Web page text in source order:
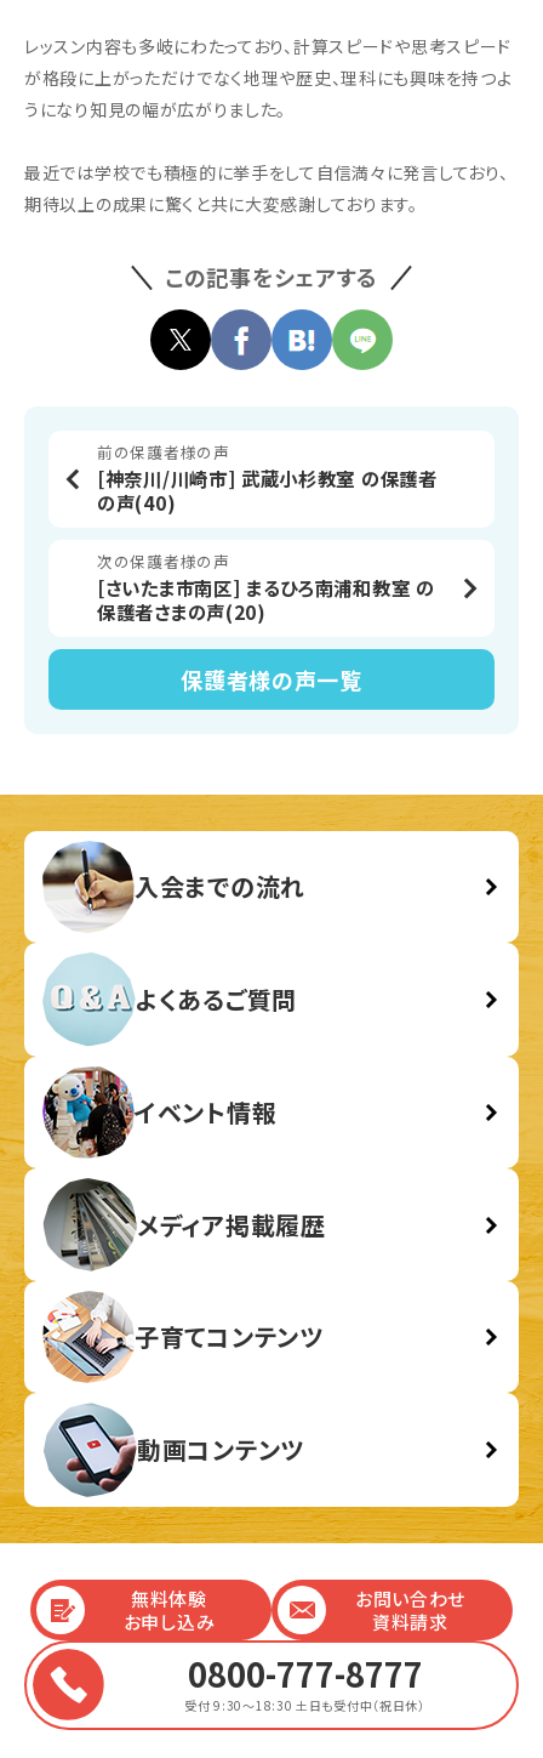
レッスン内容も多岐にわたっており、計算スピードや思考スピード
が格段に上がっただけでなく地理や歴史、理科にも興味を持つよ
うになり知見の幅が広がりました。
最近では学校でも積極的に挙手をして自信満々に発言しており、
期待以上の成果に驚くと共に大変感謝しております。
この記事をシェアする
前の保護者様の声
[神奈川/川崎市] 武蔵小杉教室 の保護者
の声(40)
保護者様の声一覧
次の保護者様の声
[さいたま市南区] まるひろ南浦和教室 の
保護者さまの声(20)
入会までの流れ
よくあるご質問
イベント情報
メディア掲載履歴
子育てコンテンツ
動画コンテンツ
無料体験
お申し込み
お問い合わせ
資料請求
0800-777-8777
受付 9:30～18:30 土日も受付中（祝日休）